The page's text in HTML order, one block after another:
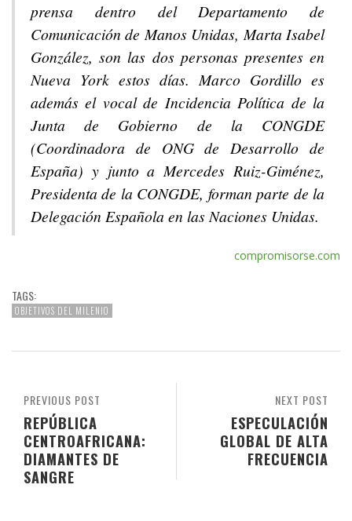
prensa dentro del Departamento de
Comunicación de Manos Unidas, Marta Isabel
González, son las dos personas presentes en
Nueva York estos días. Marco Gordillo es
además el vocal de Incidencia Política de la
Junta de Gobierno de la CONGDE
(Coordinadora de ONG de Desarrollo de
España) y junto a Mercedes Ruiz-Giménez,
Presidenta de la CONGDE, forman parte de la
Delegación Española en las Naciones Unidas.
compromisorse.com
TAGS:
OBJETIVOS DEL MILENIO
NEXT POST
ESPECULACIÓN
GLOBAL DE ALTA
FRECUENCIA
PREVIOUS POST
REPÚBLICA
CENTROAFRICANA:
DIAMANTES DE
SANGRE